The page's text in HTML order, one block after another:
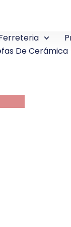
De Cerámica